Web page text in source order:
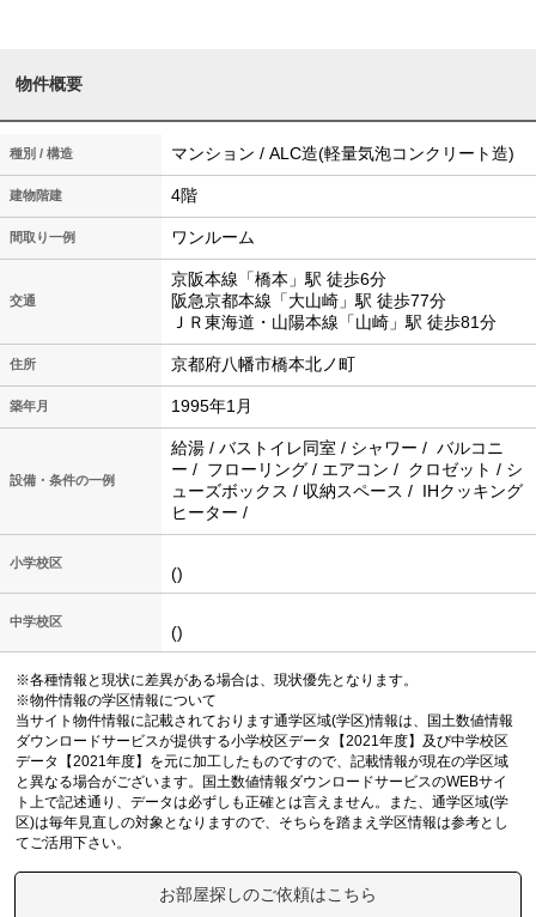
物件概要
種別 / 構造 マンション / ALC造(軽量気泡コンクリート造)
建物階建 4階
間取り一例 ワンルーム
交通
京阪本線「橋本」駅 徒歩6分
阪急京都本線「大山崎」駅 徒歩77分
ＪＲ東海道・山陽本線「山崎」駅 徒歩81分
住所 京都府八幡市橋本北ノ町
築年月 1995年1月
設備・条件の一例
給湯 / バストイレ同室 / シャワー / バルコニ
ー / フローリング / エアコン / クロゼット / シ
ューズボックス / 収納スペース / IHクッキング
ヒーター /
小学校区
()
中学校区
()
※各種情報と現状に差異がある場合は、現状優先となります。
※物件情報の学区情報について
当サイト物件情報に記載されております通学区域(学区)情報は、国土数値情報
ダウンロードサービスが提供する小学校区データ【2021年度】及び中学校区
データ【2021年度】を元に加工したものですので、記載情報が現在の学区域
と異なる場合がございます。国土数値情報ダウンロードサービスのWEBサイ
ト上で記述通り、データは必ずしも正確とは言えません。また、通学区域(学
区)は毎年見直しの対象となりますので、そちらを踏まえ学区情報は参考とし
てご活用下さい。
お部屋探しのご依頼はこちら